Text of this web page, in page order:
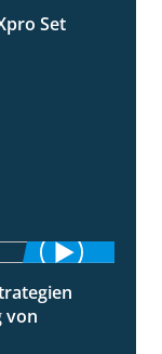
Set
5:10
von